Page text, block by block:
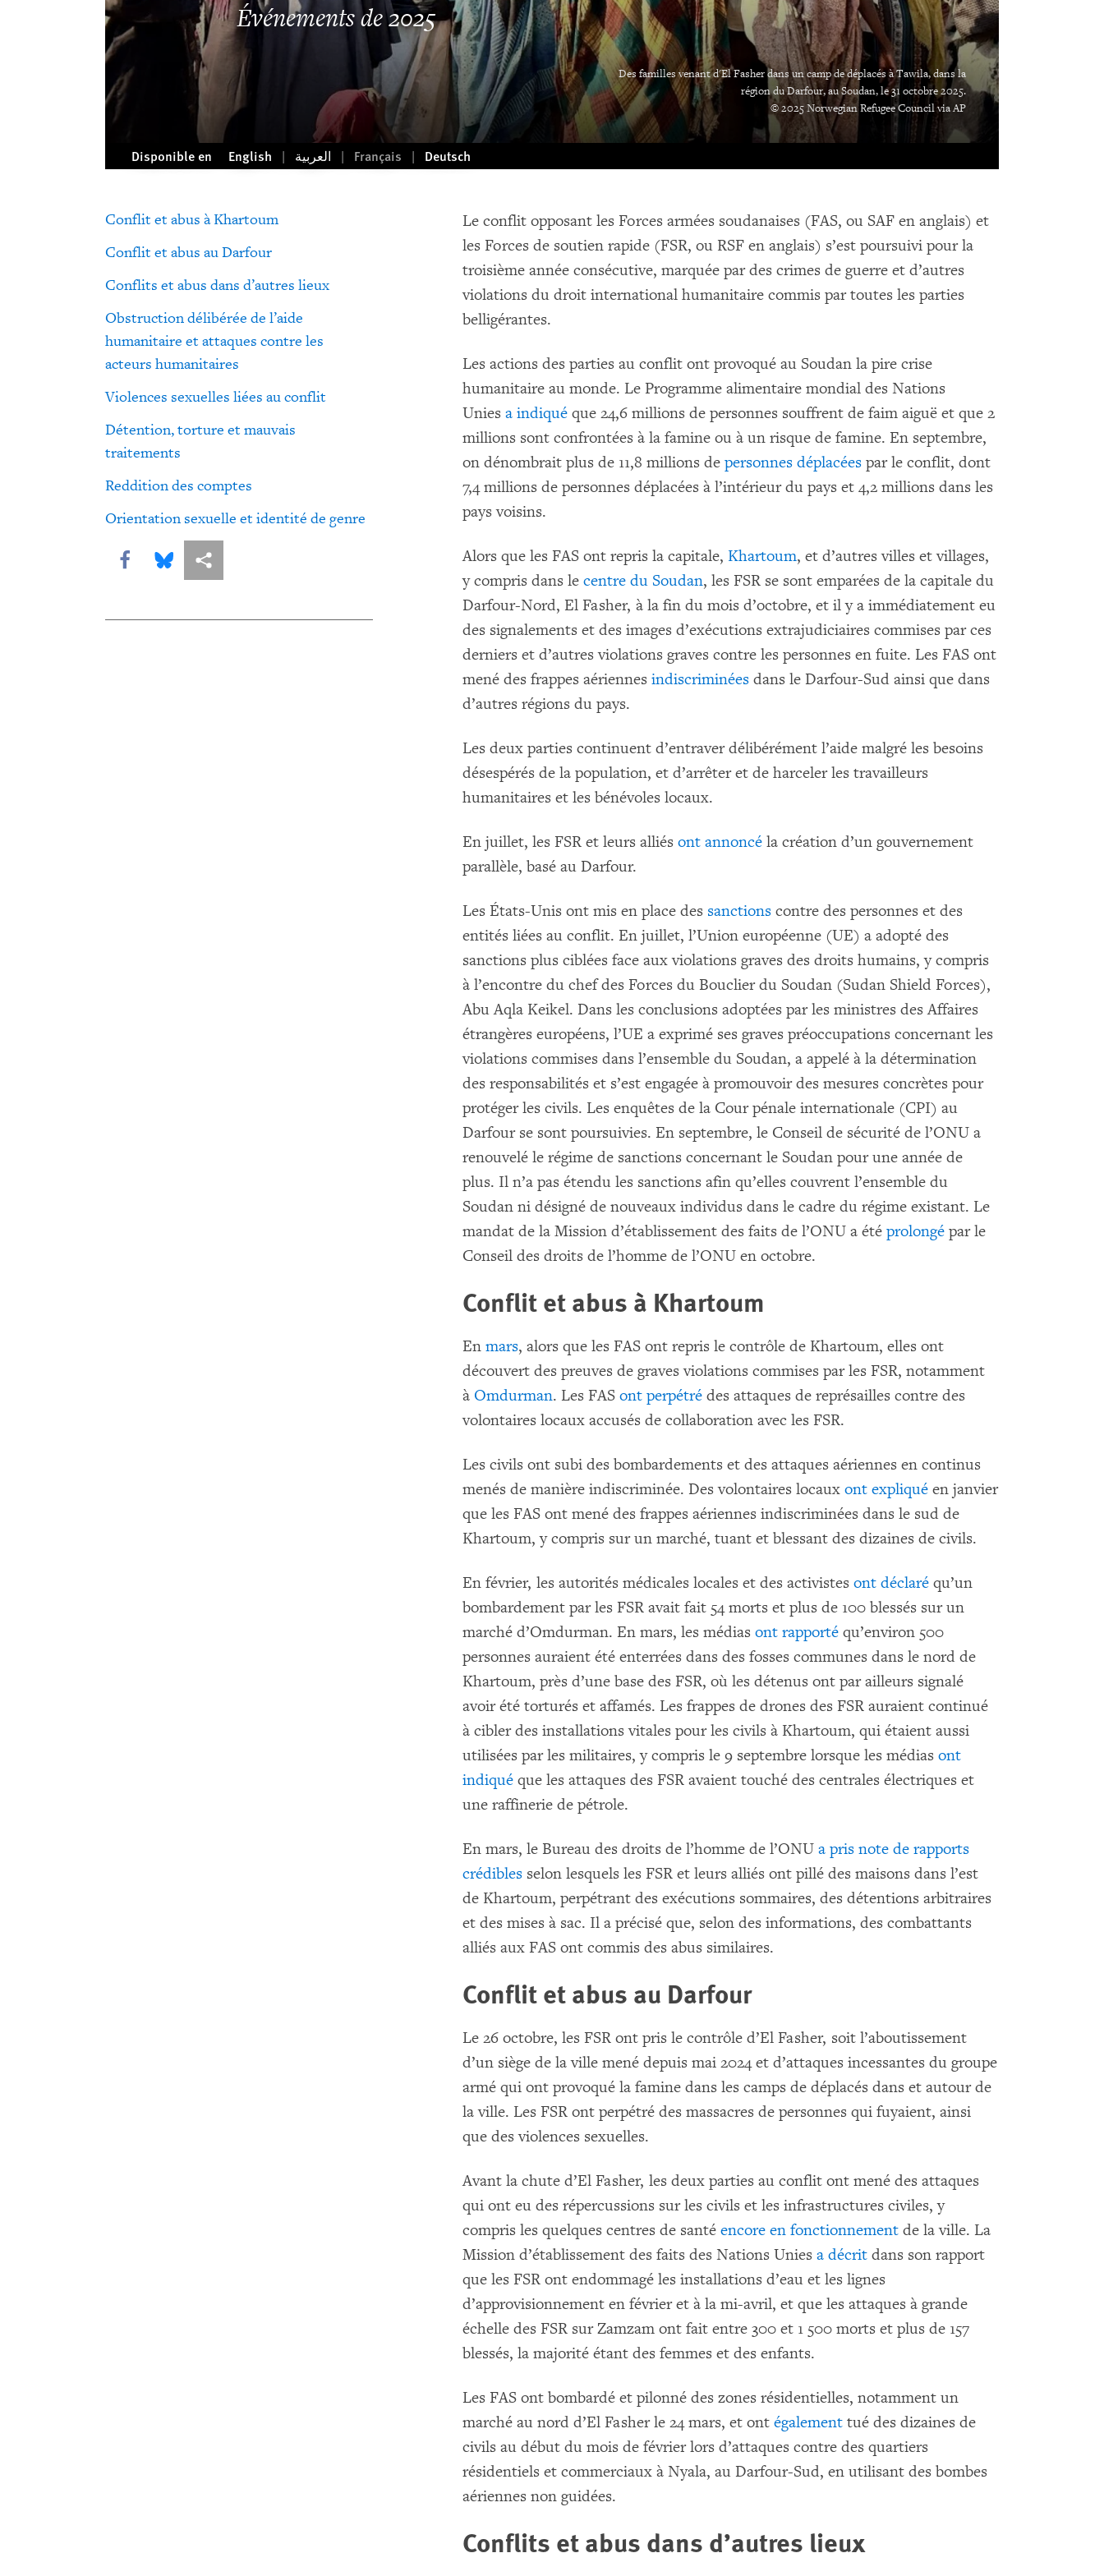
Événements de 2025
Des familles venant d'El Fasher dans un camp de déplacés à Tawila, dans la
région du Darfour, au Soudan, le 31 octobre 2025.
© 2025 Norwegian Refugee Council via AP
Disponible en English العربية Français Deutsch
Conflit et abus à Khartoum
Conflit et abus au Darfour
Conflits et abus dans d’autres lieux
Obstruction délibérée de l’aide
humanitaire et attaques contre les
acteurs humanitaires
Violences sexuelles liées au conflit
Détention, torture et mauvais
traitements
Reddition des comptes
Orientation sexuelle et identité de genre
Share this via Facebook
Share this via Bluesky
Share this via Partagez
Le conflit opposant les Forces armées soudanaises (FAS, ou SAF en anglais) et
les Forces de soutien rapide (FSR, ou RSF en anglais) s’est poursuivi pour la
troisième année consécutive, marquée par des crimes de guerre et d’autres
violations du droit international humanitaire commis par toutes les parties
belligérantes.
Les actions des parties au conflit ont provoqué au Soudan la pire crise
humanitaire au monde. Le Programme alimentaire mondial des Nations
Uniesa indiqué que 24,6 millions de personnes souffrent de faim aiguë et que 2
millions sont confrontées à la famine ou à un risque de famine. En septembre,
on dénombrait plus de 11,8 millions depersonnes déplacées par le conflit, dont
7,4 millions de personnes déplacées à l’intérieur du pays et 4,2 millions dans les
pays voisins.
Alors que les FAS ont repris la capitale, Khartoum, et d’autres villes et villages,
y compris dans lecentre du Soudan, les FSR se sont emparées de la capitale du
Darfour-Nord, El Fasher, à la fin du mois d’octobre, et il y a immédiatement eu
des signalements et des images d’exécutions extrajudiciaires commises par ces
derniers et d’autres violations graves contre les personnes en fuite. Les FAS ont
mené des frappes aériennesindiscriminées dans le Darfour-Sud ainsi que dans
d’autres régions du pays.
Les deux parties continuent d’entraver délibérément l’aide malgré les besoins
désespérés de la population, et d’arrêter et de harceler les travailleurs
humanitaires et les bénévoles locaux.
En juillet, les FSR et leurs alliésont annoncé la création d’un gouvernement
parallèle, basé au Darfour.
Les États-Unis ont mis en place des sanctions contre des personnes et des
entités liées au conflit. En juillet, l’Union européenne (UE) a adopté des
sanctions plus ciblées face aux violations graves des droits humains, y compris
à l’encontre du chef des Forces du Bouclier du Soudan (Sudan Shield Forces),
Abu Aqla Keikel. Dans les conclusions adoptées par les ministres des Affaires
étrangères européens, l’UE a exprimé ses graves préoccupations concernant les
violations commises dans l’ensemble du Soudan, a appelé à la détermination
des responsabilités et s’est engagée à promouvoir des mesures concrètes pour
protéger les civils. Les enquêtes de la Cour pénale internationale (CPI) au
Darfour se sont poursuivies. En septembre, le Conseil de sécurité de l’ONU a
renouvelé le régime de sanctions concernant le Soudan pour une année de
plus. Il n’a pas étendu les sanctions afin qu’elles couvrent l’ensemble du
Soudan ni désigné de nouveaux individus dans le cadre du régime existant. Le
mandat de la Mission d’établissement des faits de l’ONU a étéprolongé par le
Conseil des droits de l’homme de l’ONU en octobre.
Conflit et abus à Khartoum
Enmars, alors que les FAS ont repris le contrôle de Khartoum, elles ont
découvert des preuves de graves violations commises par les FSR, notamment
à Omdurman. Les FASont perpétré des attaques de représailles contre des
volontaires locaux accusés de collaboration avec les FSR.
Les civils ont subi des bombardements et des attaques aériennes en continus
menés de manière indiscriminée. Des volontaires locauxont expliqué en janvier
que les FAS ont mené des frappes aériennes indiscriminées dans le sud de
Khartoum, y compris sur un marché, tuant et blessant des dizaines de civils.
En février, les autorités médicales locales et des activistesont déclaré qu’un
bombardement par les FSR avait fait 54 morts et plus de 100 blessés sur un
marché d’Omdurman. En mars, les médiasont rapporté qu’environ 500
personnes auraient été enterrées dans des fosses communes dans le nord de
Khartoum, près d’une base des FSR, où les détenus ont par ailleurs signalé
avoir été torturés et affamés. Les frappes de drones des FSR auraient continué
à cibler des installations vitales pour les civils à Khartoum, qui étaient aussi
utilisées par les militaires, y compris le 9 septembre lorsque les médiasont
indiqué que les attaques des FSR avaient touché des centrales électriques et
une raffinerie de pétrole.
En mars, le Bureau des droits de l’homme de l’ONUa pris note de rapports
crédibles selon lesquels les FSR et leurs alliés ont pillé des maisons dans l’est
de Khartoum, perpétrant des exécutions sommaires, des détentions arbitraires
et des mises à sac. Il a précisé que, selon des informations, des combattants
alliés aux FAS ont commis des abus similaires.
Conflit et abus au Darfour
Le 26 octobre, les FSR ont pris le contrôle d’El Fasher, soit l’aboutissement
d’un siège de la ville mené depuis mai 2024 et d’attaques incessantes du groupe
armé qui ont provoqué la famine dans les camps de déplacés dans et autour de
la ville. Les FSR ont perpétré des massacres de personnes qui fuyaient, ainsi
que des violences sexuelles.
Avant la chute d’El Fasher, les deux parties au conflit ont mené des attaques
qui ont eu des répercussions sur les civils et les infrastructures civiles, y
compris les quelques centres de santéencore en fonctionnement de la ville. La
Mission d’établissement des faits des Nations Uniesa décrit dans son rapport
que les FSR ont endommagé les installations d’eau et les lignes
d’approvisionnement en février et à la mi-avril, et que les attaques à grande
échelle des FSR sur Zamzam ont fait entre 300 et 1 500 morts et plus de 157
blessés, la majorité étant des femmes et des enfants.
Les FAS ont bombardé et pilonné des zones résidentielles, notamment un
marché au nord d’El Fasher le 24 mars, et ontégalement tué des dizaines de
civils au début du mois de février lors d’attaques contre des quartiers
résidentiels et commerciaux à Nyala, au Darfour-Sud, en utilisant des bombes
aériennes non guidées.
Conflits et abus dans d’autres lieux